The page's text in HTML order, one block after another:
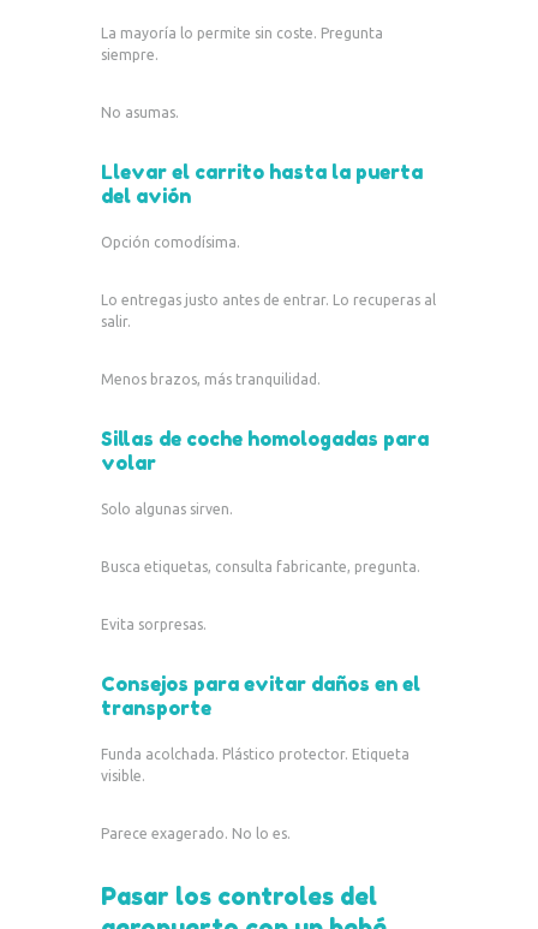
La mayoría lo permite sin coste. Pregunta
siempre.
No asumas.
Llevar el carrito hasta la puerta
del avión
Opción comodísima.
Lo entregas justo antes de entrar. Lo recuperas al
salir.
Menos brazos, más tranquilidad.
Sillas de coche homologadas para
volar
Solo algunas sirven.
Busca etiquetas, consulta fabricante, pregunta.
Evita sorpresas.
Consejos para evitar daños en el
transporte
Funda acolchada. Plástico protector. Etiqueta
visible.
Parece exagerado. No lo es.
Pasar los controles del